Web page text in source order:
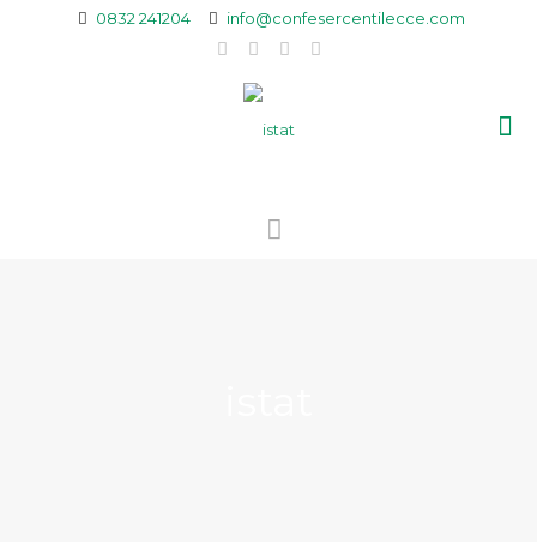
0832 241204 info@confesercentilecce.com